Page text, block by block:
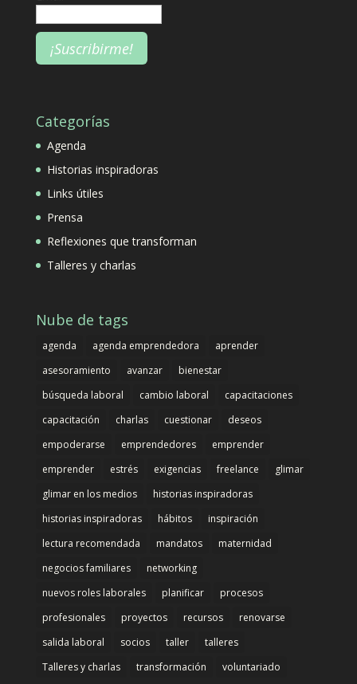
Categorías
Agenda
Historias inspiradoras
Links útiles
Prensa
Reflexiones que transforman
Talleres y charlas
Nube de tags
agenda agenda emprendedora
aprender
asesoramiento
avanzar
bienestar
búsqueda laboral
cambio laboral
capacitaciones
capacitación
charlas cuestionar
deseos
empoderarse
emprendedores
emprender
emprender
estrés exigencias freelance
glimar
glimar en los medios
historias inspiradoras
historias inspiradoras
hábitos
inspiración
lectura recomendada
mandatos
maternidad
negocios familiares
networking
nuevos roles laborales
planificar
procesos
profesionales
proyectos recursos
renovarse
salida laboral
socios taller
talleres
Talleres y charlas
transformación voluntariado